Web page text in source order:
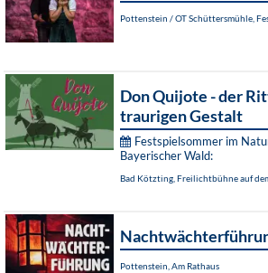
Pottenstein / OT Schüttersmühle,
Don Quijote - der
traurigen Gestalt
Festspielsommer im
Bayerischer Wald:
Bad Kötzting, Freilichtbühne auf
Pottenstein, Am Rathaus